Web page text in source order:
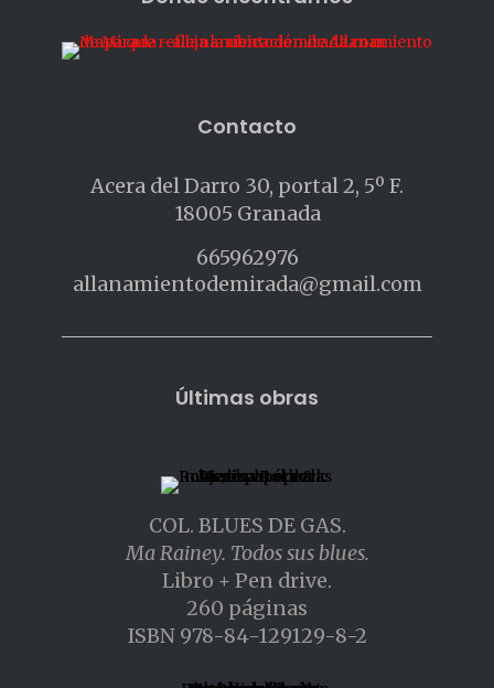
Contacto
Acera del Darro 30, portal 2, 5º F.
18005 Granada
665962976
allanamientodemirada@gmail.com
Últimas obras
COL. BLUES DE GAS.
Ma Rainey. Todos sus blues.
Libro + Pen drive.
260 páginas
ISBN 978-84-129129-8-2